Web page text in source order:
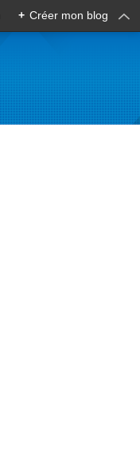
+ Créer mon blog